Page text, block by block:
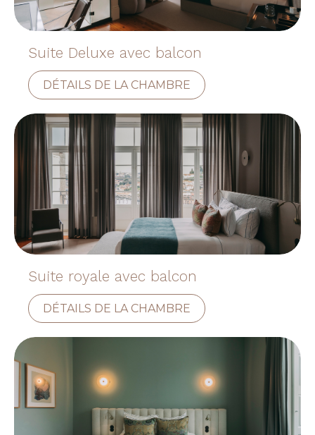
Suite Deluxe avec balcon
DÉTAILS DE LA CHAMBRE
Suite royale avec balcon
DÉTAILS DE LA CHAMBRE